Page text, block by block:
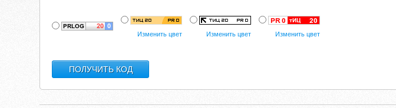
Изменить цвет Изменить цвет Изменить цвет